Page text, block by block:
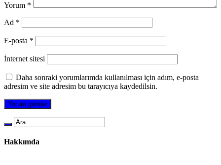
Yorum *
Ad *
E-posta *
İnternet sitesi
Daha sonraki yorumlarımda kullanılması için adım, e-posta
adresim ve site adresim bu tarayıcıya kaydedilsin.
Hakkımda